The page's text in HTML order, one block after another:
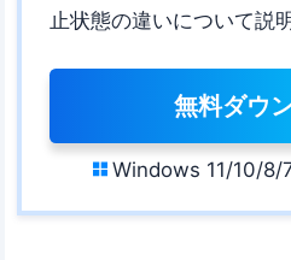
止状態の違いについて説
無料ダウ
 Windows 11/10/8/